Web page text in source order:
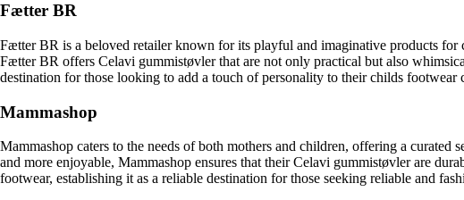
Fætter BR
Fætter BR is a beloved retailer known for its playful and imaginative products
Fætter BR offers Celavi gummistøvler that are not only practical but also
destination for those looking to add a touch of personality to their childs footwear
Mammashop
Mammashop caters to the needs of both mothers and children, offering a
and more enjoyable, Mammashop ensures that their Celavi gummistøvler are
footwear, establishing it as a reliable destination for those seeking reliable and